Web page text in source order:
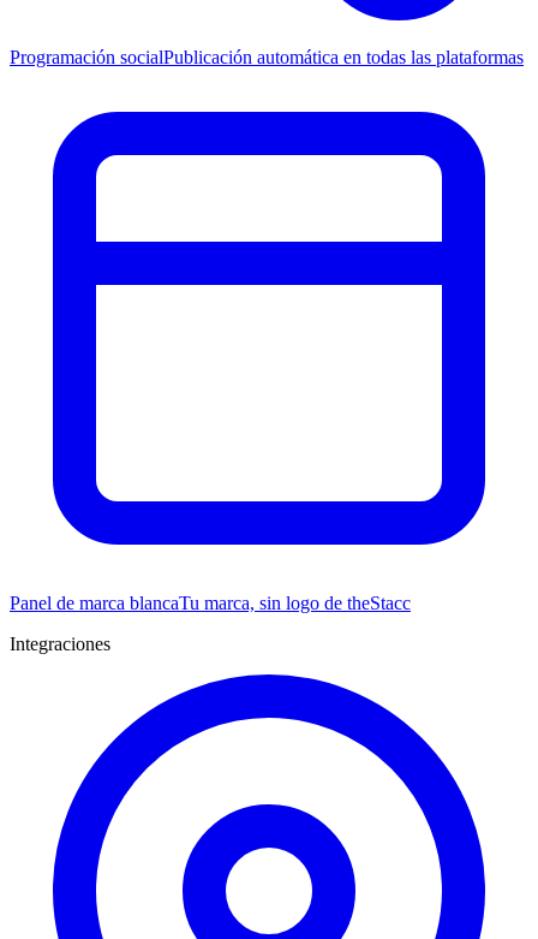
Programación socialPublicación automática en todas las plataformas
Panel de marca blancaTu marca, sin logo de theStacc
Integraciones